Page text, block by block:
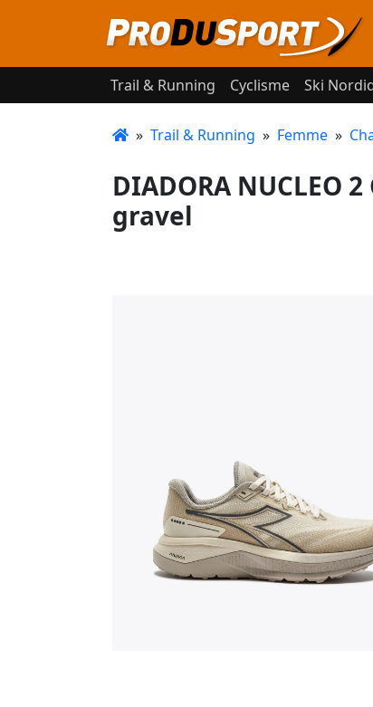
Trail & Running Cyclisme Ski
» Trail & Running » Femme »
DIADORA NUCLEO 2
gravel